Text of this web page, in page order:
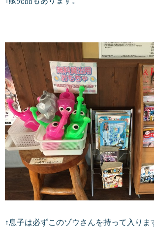
↑息子は必ずこのゾウさんを持って入りま